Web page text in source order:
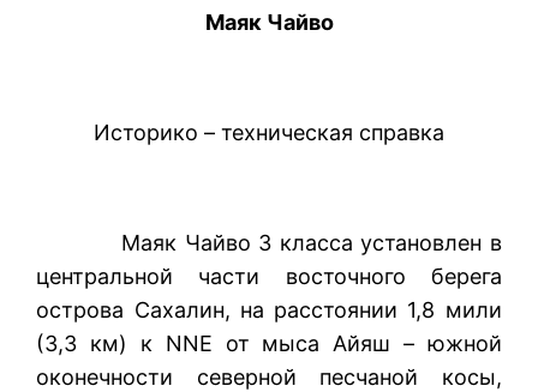
Маяк Чайво
Историко – техническая справка
Маяк Чайво 3 класса установлен в
центральной части восточного берега
острова Сахалин, на расстоянии 1,8 мили
(3,3 км) к NNE от мыса Айяш – южной
оконечности северной песчаной косы,